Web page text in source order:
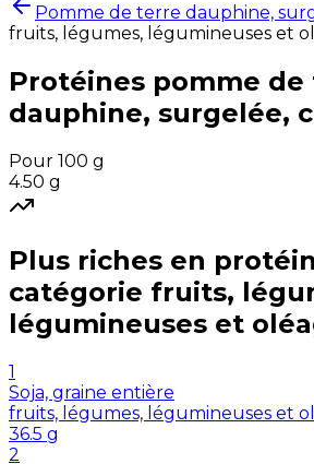
Pomme de terre dauphine,
fruits, légumes, légumineuses et
Protéines pomme de
dauphine, surgelée,
Pour 100 g
4.50 g
Plus riches en
catégorie fruits,
légumineuses et
1
Soja, graine entière
fruits, légumes, légumineuses et
36.5 g
2